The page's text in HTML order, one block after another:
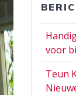
voor
Teun